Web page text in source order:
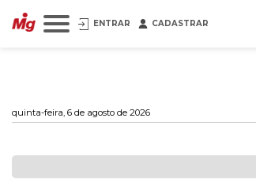
ENTRAR CADASTRAR
quinta-feira, 6 de agosto de 2026